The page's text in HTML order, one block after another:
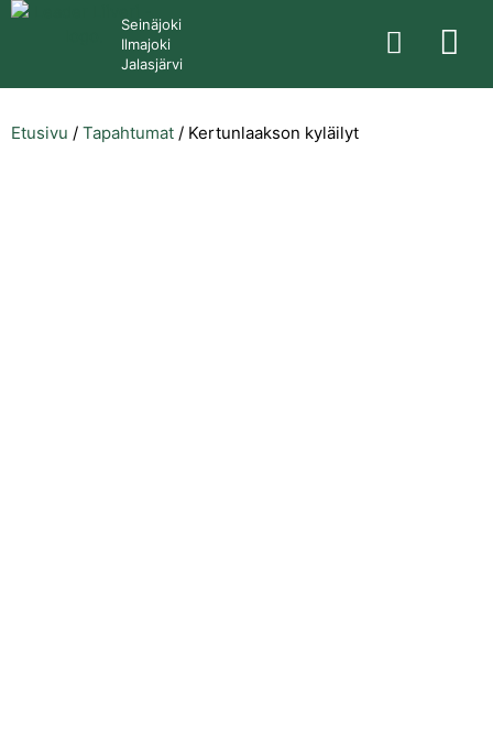
Seinäjoki
Ilmajoki
Jalasjärvi
Etusivu / Tapahtumat / Kertunlaakson kyläilyt